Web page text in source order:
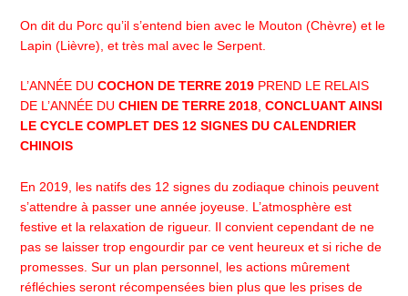
On dit du Porc qu’il s’entend bien avec le Mouton (Chèvre) et le
Lapin (Lièvre), et très mal avec le Serpent.
L’ANNÉE DUCOCHON DE TERRE 2019 PREND LE RELAIS
DE L’ANNÉE DUCHIEN DE TERRE 2018 ,CONCLUANT AINSI
LE CYCLE COMPLET DES 12 SIGNES DU CALENDRIER
CHINOIS
En 2019, les natifs des 12 signes du zodiaque chinois peuvent
s’attendre à passer une année joyeuse. L’atmosphère est
festive et la relaxation de rigueur. Il convient cependant de ne
pas se laisser trop engourdir par ce vent heureux et si riche de
promesses. Sur un plan personnel, les actions mûrement
réfléchies seront récompensées bien plus que les prises de